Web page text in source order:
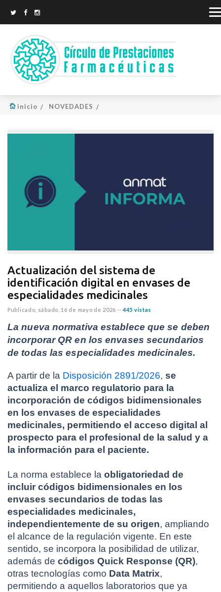
inicio NOVEDADES
Actualización del sistema de
identificación digital en envases de
especialidades medicinales
Publicado, sábado, 16 de mayo de 2026 -- 445 vistas
La nueva normativa establece que se deben
incorporar QR en los envases secundarios
de todas las especialidades medicinales.
A partir de la Disposición 2891/2026, se
actualiza el marco regulatorio para la
incorporación de códigos bidimensionales
en los envases de especialidades
medicinales, permitiendo el acceso digital al
prospecto para el profesional de la salud y a
la información para el paciente.
La norma establece la obligatoriedad de
incluir códigos bidimensionales en los
envases secundarios de todas las
especialidades medicinales,
independientemente de su origen, ampliando
el alcance de la regulación vigente. En este
sentido, se incorpora la posibilidad de utilizar,
además de códigos Quick Response (QR),
otras tecnologías como Data Matrix,
permitiendo a aquellos laboratorios que ya